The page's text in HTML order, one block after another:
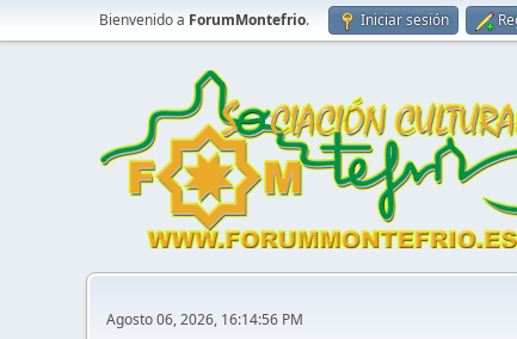
Bienvenido a ForumMontefrio. Iniciar sesión
Agosto 06, 2026, 16:14:56 PM